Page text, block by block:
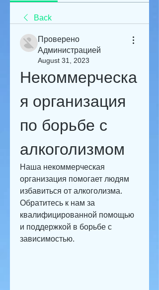
Back
Проверено
Администрацией
August 31, 2023
Некоммерческа
я организация
по борьбе с
алкоголизмом
Наша некоммерческая
организация помогает людям
избавиться от алкоголизма.
Обратитесь к нам за
квалифицированной помощью
и поддержкой в борьбе с
зависимостью.